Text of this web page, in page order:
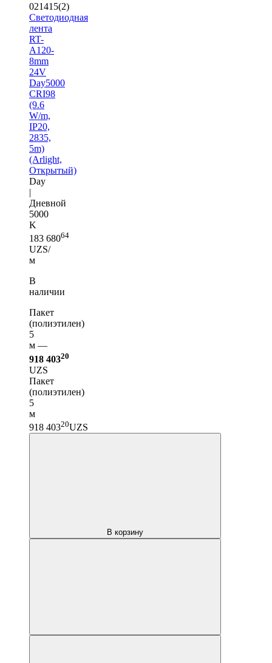
021415(2)
Светодиодная
лента
RT-
A120-
8mm
24V
Day5000
CRI98
(9.6
W/m,
IP20,
2835,
5m)
(Arlight,
Открытый)
Day
|
Дневной
5000
K
183 68064
UZS/
м
В
наличии
Пакет
(полиэтилен)
5
м —
918 40320
UZS
Пакет
(полиэтилен)
5
м
918 40320UZS
В корзину